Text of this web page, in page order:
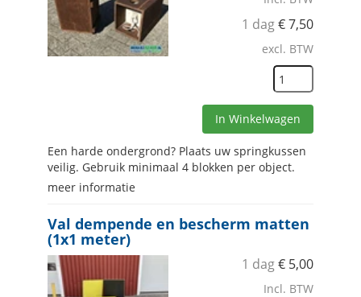
1 dag€7,50
excl. BTW
In Winkelwagen
Een harde ondergrond? Plaats uw springkussen
veilig. Gebruik minimaal 4 blokken per object.
meer informatie
Val dempende en bescherm matten
(1x1 meter)
1 dag€ 5,00
Incl. BTW